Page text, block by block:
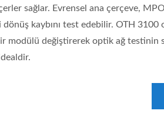
sağlar. Evrensel ana çerçeve,
dönüş kaybını test edebilir. OTH
modülü değiştirerek optik ağ testinin